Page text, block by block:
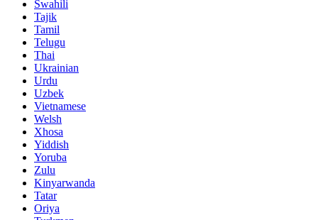
Swahili
Tajik
Tamil
Telugu
Thai
Ukrainian
Urdu
Uzbek
Vietnamese
Welsh
Xhosa
Yiddish
Yoruba
Zulu
Kinyarwanda
Tatar
Oriya